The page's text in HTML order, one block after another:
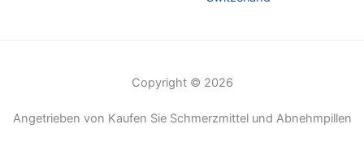
Copyright © 2026
Angetrieben von Kaufen Sie Schmerzmittel und Abnehmpillen